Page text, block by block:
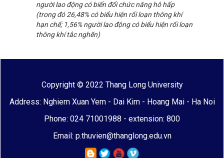
người lao động có biến đổi chức năng hô hấp
(trong đó 26,48% có biểu hiện rối loạn thông khí
hạn chế; 1,56% người lao động có biểu hiện rối loạn
thông khí tắc nghẽn)
Copyright © 2022 Thang Long University
Address: Nghiem Xuan Yem - Dai Kim - Hoang Mai - Ha Noi
Phone: 024 71001988 - extension: 800
Email: p.thuvien@thanglong.edu.vn